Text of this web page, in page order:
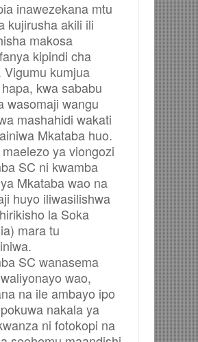
inawezekana mtu
kujirusha akili ili
makosa
kipindi cha
Vigumu kumjua
kwa sababu
wasomaji wangu
mashahidi wakati
Mkataba huo.
ya viongozi
SC ni kwamba
Mkataba wao na
huyo iliwasilishwa
la Soka
mara tu
SC wanasema
wao,
na ile ambayo ipo
nakala ya
ni fotokopi na